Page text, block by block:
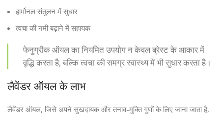
हार्मोनल संतुलन में सुधार
त्वचा की नमी बढ़ाने में सहायक
फेनुग्रीक ऑयल का नियमित उपयोग न केवल ब्रेस्ट के आकार में
वृद्धि करता है, बल्कि त्वचा की समग्र स्वास्थ्य में भी सुधार करता है।
लैवेंडर ऑयल के लाभ
लैवेंडर ऑयल, जिसे अपने सुखदायक और तनाव-मुक्ति गुणों के लिए जाना जाता है,